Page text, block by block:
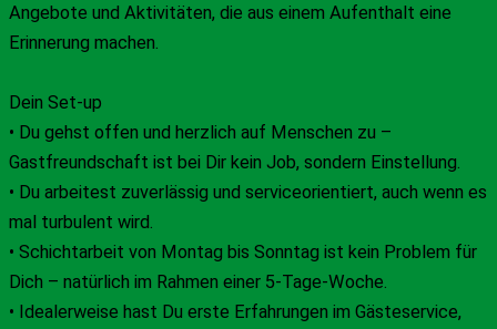
Angebote und Aktivitäten, die aus einem Aufenthalt eine
Erinnerung machen.
Dein Set-up
• Du gehst offen und herzlich auf Menschen zu –
Gastfreundschaft ist bei Dir kein Job, sondern Einstellung.
• Du arbeitest zuverlässig und serviceorientiert, auch wenn es
mal turbulent wird.
• Schichtarbeit von Montag bis Sonntag ist kein Problem für
Dich – natürlich im Rahmen einer 5-Tage-Woche.
• Idealerweise hast Du erste Erfahrungen im Gästeservice,